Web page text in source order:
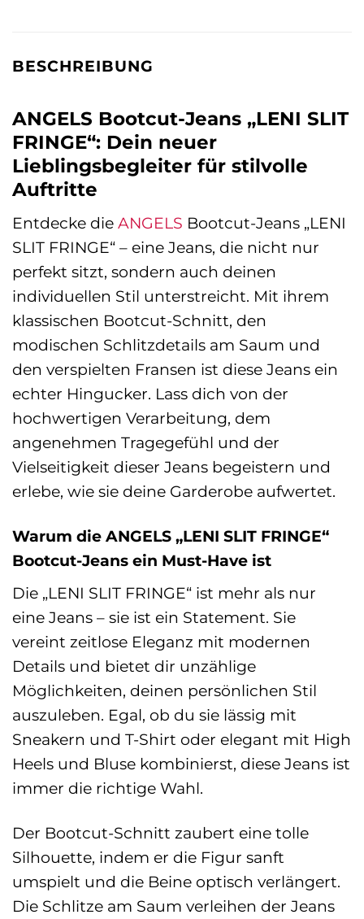
BESCHREIBUNG
ANGELS Bootcut-Jeans „LENI SLIT
FRINGE“: Dein neuer
Lieblingsbegleiter für stilvolle
Auftritte
Entdecke die ANGELS Bootcut-Jeans „LENI
SLIT FRINGE“ – eine Jeans, die nicht nur
perfekt sitzt, sondern auch deinen
individuellen Stil unterstreicht. Mit ihrem
klassischen Bootcut-Schnitt, den
modischen Schlitzdetails am Saum und
den verspielten Fransen ist diese Jeans ein
echter Hingucker. Lass dich von der
hochwertigen Verarbeitung, dem
angenehmen Tragegefühl und der
Vielseitigkeit dieser Jeans begeistern und
erlebe, wie sie deine Garderobe aufwertet.
Warum die ANGELS „LENI SLIT FRINGE“
Bootcut-Jeans ein Must-Have ist
Die „LENI SLIT FRINGE“ ist mehr als nur
eine Jeans – sie ist ein Statement. Sie
vereint zeitlose Eleganz mit modernen
Details und bietet dir unzählige
Möglichkeiten, deinen persönlichen Stil
auszuleben. Egal, ob du sie lässig mit
Sneakern und T-Shirt oder elegant mit High
Heels und Bluse kombinierst, diese Jeans ist
immer die richtige Wahl.
Der Bootcut-Schnitt zaubert eine tolle
Silhouette, indem er die Figur sanft
umspielt und die Beine optisch verlängert.
Die Schlitze am Saum verleihen der Jeans